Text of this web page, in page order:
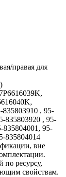
правая для
835803910 , 95-
835803920 , 95-
835804001, 95-
835804014
вне
по ресурсу,
свойствам.